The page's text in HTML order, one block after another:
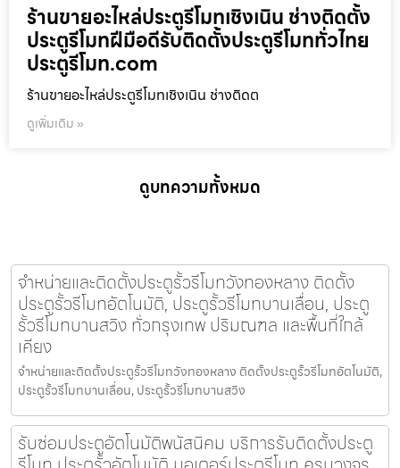
ร้านขายอะไหล่ประตูรีโมทเชิงเนิน ช่างติดตั้ง
ประตูรีโมทฝีมือดีรับติดตั้งประตูรีโมททั่วไทย
ประตูรีโมท.com
ร้านขายอะไหล่ประตูรีโมทเชิงเนิน ช่างติดต
ดูเพิ่มเติม »
ดูบทความทั้งหมด
จำหน่ายและติดตั้งประตูรั้วรีโมทวังทองหลาง ติดตั้ง
ประตูรั้วรีโมทอัตโนมัติ, ประตูรั้วรีโมทบานเลื่อน, ประตู
รั้วรีโมทบานสวิง ทั่วกรุงเทพ ปริมณฑล และพื้นที่ใกล้
เคียง
จำหน่ายและติดตั้งประตูรั้วรีโมทวังทองหลาง ติดตั้งประตูรั้วรีโมทอัตโนมัติ,
ประตูรั้วรีโมทบานเลื่อน, ประตูรั้วรีโมทบานสวิง
รับซ่อมประตูอัตโนมัติพนัสนิคม บริการรับติดตั้งประตู